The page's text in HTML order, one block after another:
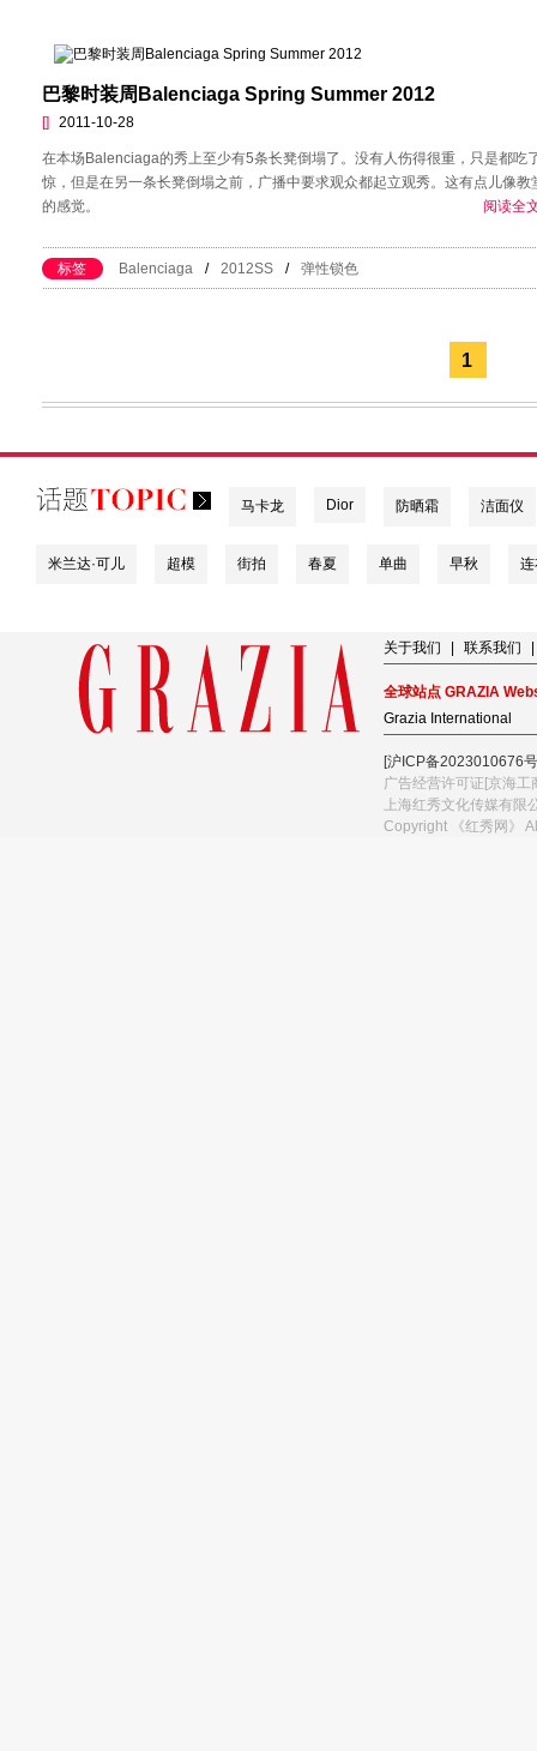
巴黎时装周Balenciaga Spring Summer 2012
[] 2011-10-28
在本场Balenciaga的秀上至少有5条长凳倒塌了。没有人伤得很重，只是都吃
惊，但是在另一条长凳倒塌之前，广播中要求观众都起立观秀。这有点儿像教
的感觉。
阅读全
标签 Balenciaga / 2012SS / 弹性锁色
1
马卡龙 Dior 防晒霜 洁面仪
米兰达·可儿 超模 街拍 春夏 单曲 早秋
关于我们 联系我们
全球站点 GRAZIA
Grazia International
[沪ICP备2023010676
广告经营许可证[京海
上海红秀文化传媒有限
Copyright 《红秀网》